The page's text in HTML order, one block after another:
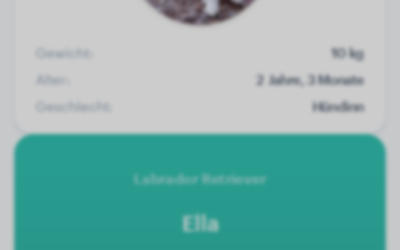
Gewicht:
10 kg
Alter:
2 Jahre, 3 Monate
Geschlecht:
Hündinn
Labrador Retriever
Ella